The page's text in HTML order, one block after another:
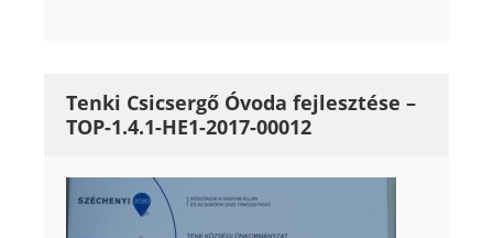
Tenki Csicsergő Óvoda fejlesztése –
TOP-1.4.1-HE1-2017-00012